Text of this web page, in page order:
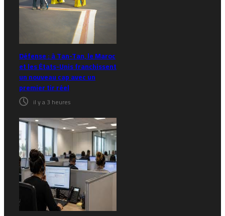
Défense : à Tan-Tan, le Maroc
et les États-Unis franchissent
un nouveau cap avec un
premier tir réel
il y a 3 heures